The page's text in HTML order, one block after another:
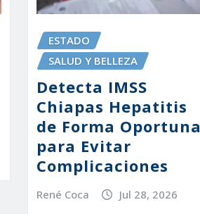
ESTADO
SALUD Y BELLEZA
Detecta IMSS
Chiapas Hepatitis
de Forma Oportuna
para Evitar
Complicaciones
René Coca Jul 28, 2026